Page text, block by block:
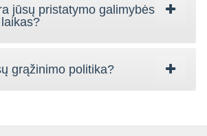
jūsų pristatymo galimybės
grąžinimo politika?